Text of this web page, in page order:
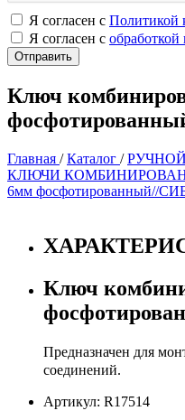
Я согласен с Политикой
Я согласен с
Ключ
Главная /Каталог /
КЛЮЧИ
6мм фосфотированный//
Ключ
Предназначен для
соединений.
Артикул: R17514